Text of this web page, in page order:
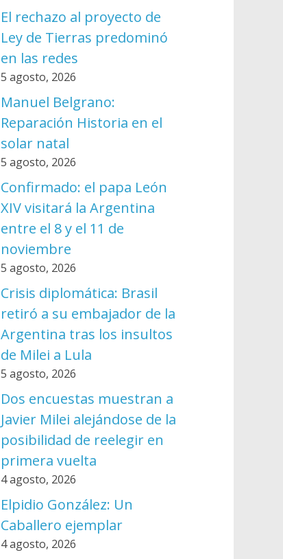
El rechazo al proyecto de
Ley de Tierras predominó
en las redes
5 agosto, 2026
Manuel Belgrano:
Reparación Historia en el
solar natal
5 agosto, 2026
Confirmado: el papa León
XIV visitará la Argentina
entre el 8 y el 11 de
noviembre
5 agosto, 2026
Crisis diplomática: Brasil
retiró a su embajador de la
Argentina tras los insultos
de Milei a Lula
5 agosto, 2026
Dos encuestas muestran a
Javier Milei alejándose de la
posibilidad de reelegir en
primera vuelta
4 agosto, 2026
Elpidio González: Un
Caballero ejemplar
4 agosto, 2026